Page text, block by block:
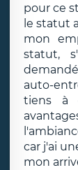
pour ce
le statut
mon
statut,
auto-
tiens à
car j'ai
mon